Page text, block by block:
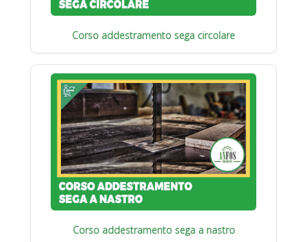
Corso addestramento sega circolare
Corso addestramento sega a nastro